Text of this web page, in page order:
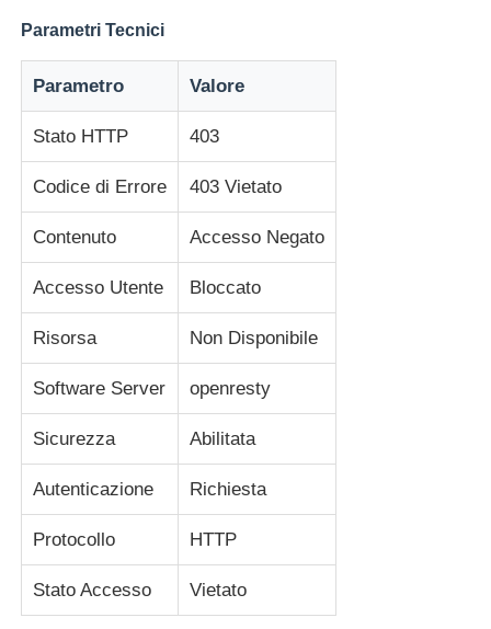
Contattaci
Controllore logico programmabile
Controller PLC
Dispositivo di avvio morbido
Motore articolare del robot
Interfaccia della macchina umana
Parametri Tecnici
Parametro Valore
Stato HTTP 403
Codice di Errore 403 Vietato
Contenuto Accesso Negato
Accesso Utente Bloccato
Risorsa Non Disponibile
Software Server openresty
Sicurezza Abilitata
Autenticazione Richiesta
Protocollo HTTP
Stato Accesso Vietato